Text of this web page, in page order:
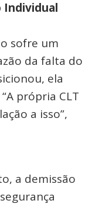
Individual
sofre um
da falta do
ela
própria CLT
a isso”,
a demissão